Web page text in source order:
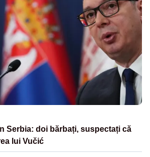
Serbia: doi bărbați, suspectați că
lui Vučić